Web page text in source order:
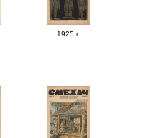
1925 г.